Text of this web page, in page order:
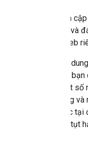
Các bản
hữu ích và
trang web
Để hình
Mặc dù
đổi. Một
nhà hàng
có được
hàng bị tụt